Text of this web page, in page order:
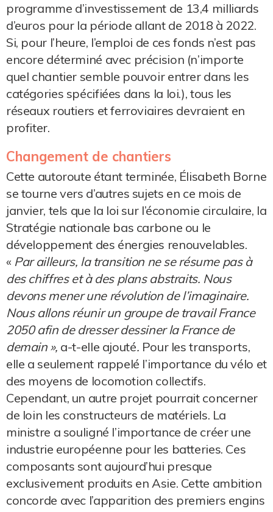
programme d’investissement de 13,4 milliards
d’euros pour la période allant de 2018 à 2022.
Si, pour l’heure, l’emploi de ces fonds n’est pas
encore déterminé avec précision (n’importe
quel chantier semble pouvoir entrer dans les
catégories spécifiées dans la loi.), tous les
réseaux routiers et ferroviaires devraient en
profiter.
Changement de chantiers
Cette autoroute étant terminée, Élisabeth Borne
se tourne vers d’autres sujets en ce mois de
janvier, tels que la loi sur l’économie circulaire, la
Stratégie nationale bas carbone ou le
développement des énergies renouvelables.
« Par ailleurs, la transition ne se résume pas à
des chiffres et à des plans abstraits. Nous
devons mener une révolution de l’imaginaire.
Nous allons réunir un groupe de travail France
2050 afin de dresser dessiner la France de
demain », a-t-elle ajouté. Pour les transports,
elle a seulement rappelé l’importance du vélo et
des moyens de locomotion collectifs.
Cependant, un autre projet pourrait concerner
de loin les constructeurs de matériels. La
ministre a souligné l’importance de créer une
industrie européenne pour les batteries. Ces
composants sont aujourd’hui presque
exclusivement produits en Asie. Cette ambition
concorde avec l’apparition des premiers engins